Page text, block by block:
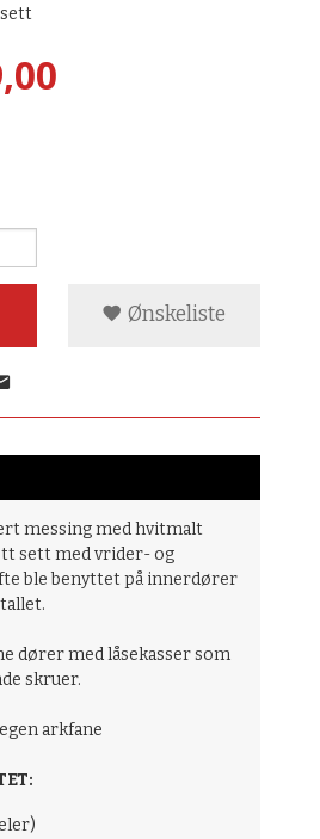
Ønskeliste
messing med hvitmalt
sett med vrider- og
ble benyttet på innerdører
dører med låsekasser som
skruer.
arkfane